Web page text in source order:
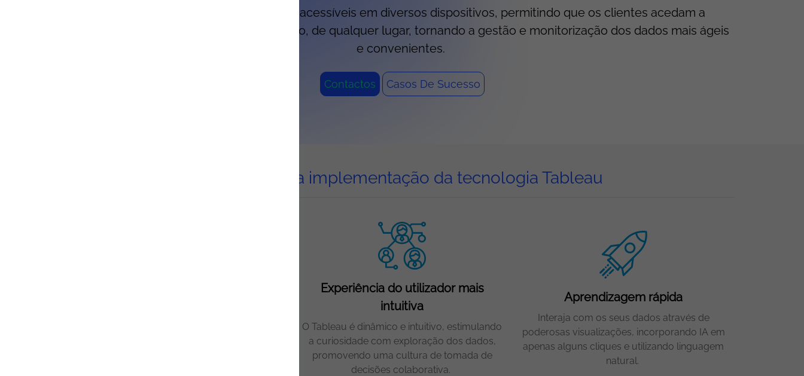
Com o Tableau, pode criar soluções acessíveis em diversos dispositivos, permitindo que os clientes acedam a
informações críticas a qualquer momento, de qualquer lugar, tornando a gestão e monitorização dos dados mais ágeis
e convenientes.
Contactos Casos De Sucesso
Benefícios da implementação da tecnologia Tableau
Experiência do utilizador mais
intuitiva
O Tableau é dinâmico e intuitivo, estimulando
a curiosidade com exploração dos dados,
promovendo uma cultura de tomada de
decisões colaborativa.
Aprendizagem rápida
Interaja com os seus dados através de
poderosas visualizações, incorporando IA em
apenas alguns cliques e utilizando linguagem
natural.